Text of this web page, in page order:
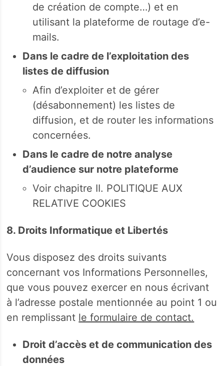
de création de compte…) et en
utilisant la plateforme de routage d’e-
mails.
Dans le cadre de l’exploitation des
listes de diffusion
Afin d’exploiter et de gérer
(désabonnement) les listes de
diffusion, et de router les informations
concernées.
Dans le cadre de notre analyse
d’audience sur notre plateforme
Voir chapitre II. POLITIQUE AUX
RELATIVE COOKIES
8. Droits Informatique et Libertés
Vous disposez des droits suivants
concernant vos Informations Personnelles,
que vous pouvez exercer en nous écrivant
à l’adresse postale mentionnée au point 1 ou
en remplissant le formulaire de contact.
Droit d’accès et de communication des
données